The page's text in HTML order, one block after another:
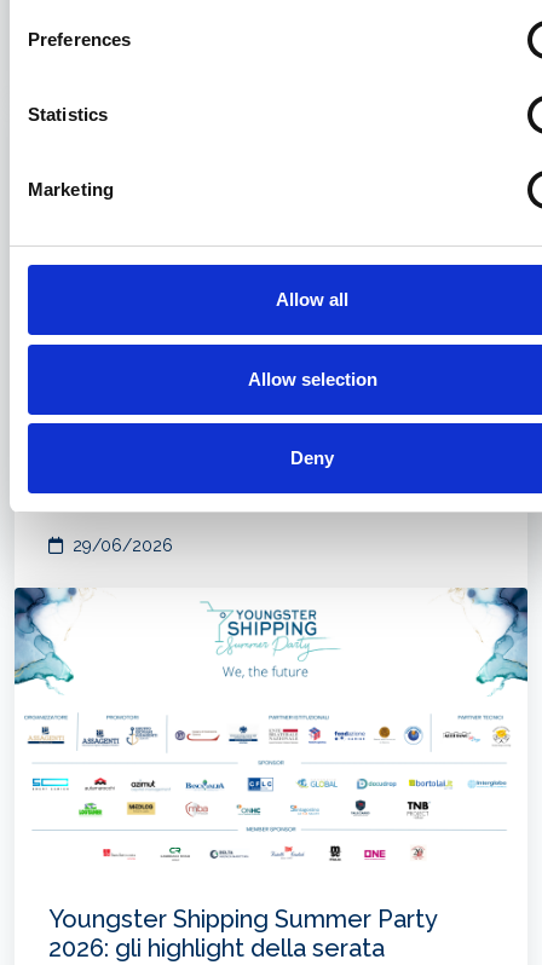
Preferences
Statistics
Marketing
Allow all
Allow selection
Deny
Tanti gli iscritti al nuovo focus di
approfondimento geopolitico
organizzato da Assagenti
29/06/2026
Youngster Shipping Summer Party
2026: gli highlight della serata